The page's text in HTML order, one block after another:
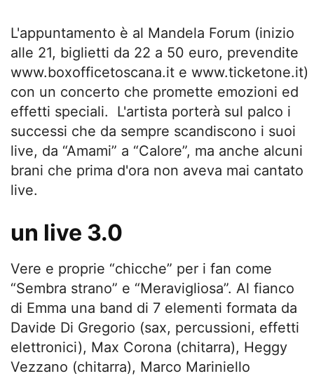
L'appuntamento è al Mandela Forum (inizio
alle 21, biglietti da 22 a 50 euro, prevendite
www.boxofficetoscana.it e www.ticketone.it)
con un concerto che promette emozioni ed
effetti speciali. L'artista porterà sul palco i
successi che da sempre scandiscono i suoi
live, da “Amami” a “Calore”, ma anche alcuni
brani che prima d'ora non aveva mai cantato
live.
un live 3.0
Vere e proprie “chicche” per i fan come
“Sembra strano” e “Meravigliosa”. Al fianco
di Emma una band di 7 elementi formata da
Davide Di Gregorio (sax, percussioni, effetti
elettronici), Max Corona (chitarra), Heggy
Vezzano (chitarra), Marco Mariniello